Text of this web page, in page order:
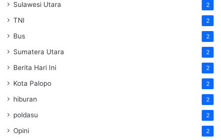
Sulawesi Utara 2
TNI 2
Bus 2
Sumatera Utara 2
Berita Hari Ini 2
Kota Palopo 2
hiburan 2
poldasu 2
Opini 2